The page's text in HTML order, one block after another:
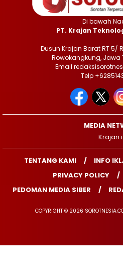
Di bawah
PT. Krajan
Dusun Krajan Barat RT 5/
Rowokangkung, Jawa
Email
Telp
MEDIA
TENTANG KAMI INFO
PRIVACY POLICY
PEDOMAN MEDIA SIBER
COPYRIGHT © 2026